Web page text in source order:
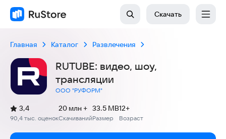
Скачать
Главная Каталог Развлечения
RUTUBE: видео, шоу,
трансляции
ООО "РУФОРМ"
Рейтинг:
3,4
(
90,4 тыс. оценок
)
Скачиваний
20 млн +
Размер
33.5 MB
Возраст
12+